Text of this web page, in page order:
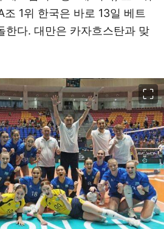
1위 한국은 바로 13일 베트
한다. 대만은 카자흐스탄과 맞